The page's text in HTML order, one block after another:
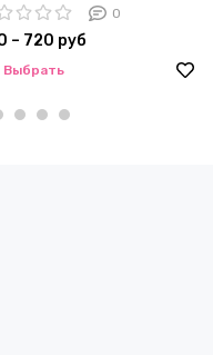
0
– 720 руб
Выбрать